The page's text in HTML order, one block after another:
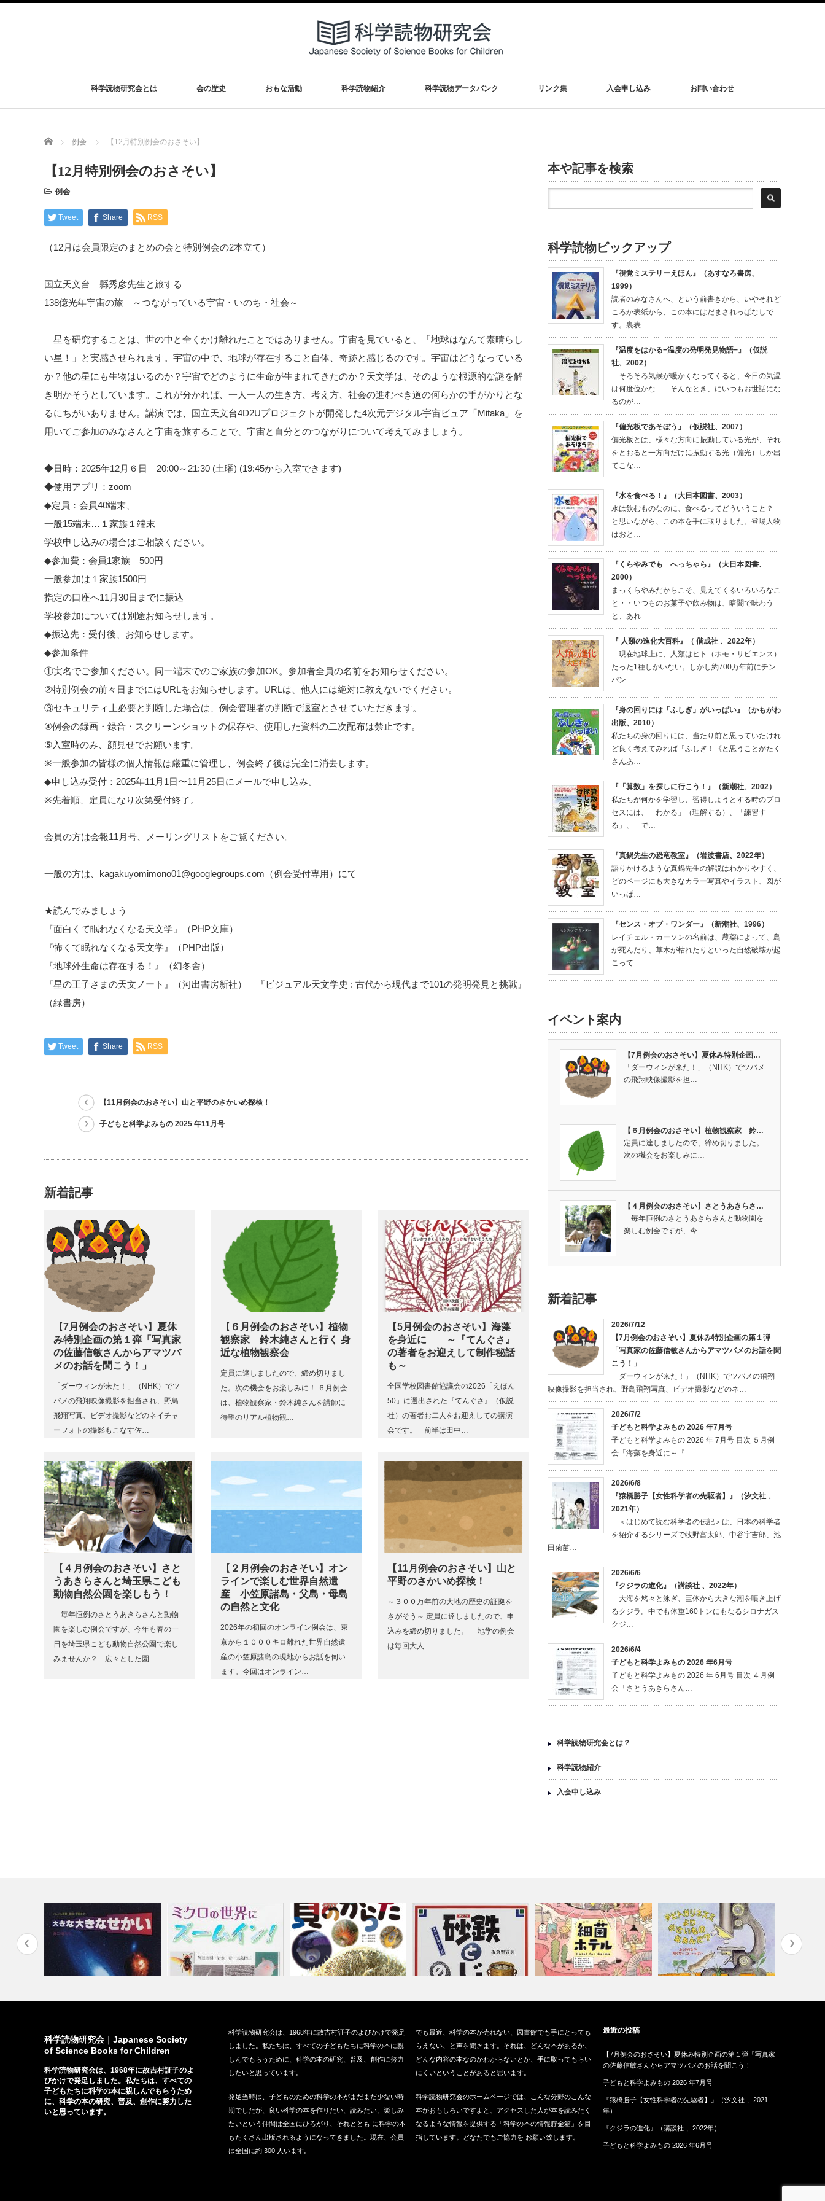
科学読物研究会とは 会の歴史 おもな活動 科学読物紹介 科学読物データバンク リンク集 入会申し込み お問い合わせ
Home 例会 【12月特別例会のおさそい】
【12月特別例会のおさそい】
例会
Tweet Share RSS
（12月は会員限定のまとめの会と特別例会の2本立て）
国立天文台 縣秀彦先生と旅する
138億光年宇宙の旅 ～つながっている宇宙・いのち・社会～
星を研究することは、世の中と全くかけ離れたことではありません。宇宙を見ていると、「地球はなんて素晴らし
い星！」と実感させられます。宇宙の中で、地球が存在すること自体、奇跡と感じるのです。宇宙はどうなっている
か？他の星にも生物はいるのか？宇宙でどのように生命が生まれてきたのか？天文学は、そのような根源的な謎を解
き明かそうとしています。これが分かれば、一人一人の生き方、考え方、社会の進むべき道の何らかの手がかりとな
るにちがいありません。講演では、国立天文台4D2Uプロジェクトが開発した4次元デジタル宇宙ビュア「Mitaka」を
用いてご参加のみなさんと宇宙を旅することで、宇宙と自分とのつながりについて考えてみましょう。
◆日時：2025年12月６日 20:00～21:30 (土曜) (19:45から入室できます)
◆使用アプリ：zoom
◆定員：会員40端末、
一般15端末…１家族１端末
学校申し込みの場合はご相談ください。
◆参加費：会員1家族 500円
一般参加は１家族1500円
指定の口座へ11月30日までに振込
学校参加については別途お知らせします。
◆振込先：受付後、お知らせします。
◆参加条件
①実名でご参加ください。同一端末でのご家族の参加OK。参加者全員の名前をお知らせください。
②特別例会の前々日までにはURLをお知らせします。URLは、他人には絶対に教えないでください。
③セキュリティ上必要と判断した場合は、例会管理者の判断で退室とさせていただきます。
④例会の録画・録音・スクリーンショットの保存や、使用した資料の二次配布は禁止です。
⑤入室時のみ、顔見せでお願います。
※一般参加の皆様の個人情報は厳重に管理し、例会終了後は完全に消去します。
◆申し込み受付：2025年11月1日〜11月25日にメールで申し込み。
※先着順、定員になり次第受付終了。
会員の方は会報11月号、メーリングリストをご覧ください。
一般の方は、kagakuyomimono01@googlegroups.com（例会受付専用）にて
★読んでみましょう
『面白くて眠れなくなる天文学』（PHP文庫）
『怖くて眠れなくなる天文学』（PHP出版）
『地球外生命は存在する！』（幻冬舎）
『星の王子さまの天文ノート』（河出書房新社） 『ビジュアル天文学史 : 古代から現代まで101の発明発見と挑戦』
（緑書房）
Tweet Share RSS
【11月例会のおさそい】山と平野のさかいめ探検！
子どもと科学よみもの 2025 年11月号
新着記事
【7月例会のおさそい】夏休
み特別企画の第１弾「写真家
の佐藤信敏さんからアマツバ
メのお話を聞こう！」
「ダーウィンが来た！」（NHK）でツ
バメの飛翔映像撮影を担当され、野鳥
飛翔写真、ビデオ撮影などのネイチャ
ーフォトの撮影もこなす佐…
【６月例会のおさそい】植物
観察家 鈴木純さんと行く 身
近な植物観察会
定員に達しましたので、締め切りまし
た。次の機会をお楽しみに！ ６月例会
は、植物観察家・鈴木純さんを講師に
待望のリアル植物観…
【5月例会のおさそい】海藻
を身近に ～『てんぐさ』
の著者をお迎えして制作秘話
も～
全国学校図書館協議会の2026「えほん
50」に選出された『てんぐさ』（仮説
社）の著者お二人をお迎えしての講演
会です。 前半は田中…
【４月例会のおさそい】さと
うあきらさんと埼玉県こども
動物自然公園を楽しもう！
毎年恒例のさとうあきらさんと動物
園を楽しむ例会ですが、今年も春の一
日を埼玉県こども動物自然公園で楽し
みませんか？ 広々とした園…
【２月例会のおさそい】オン
ラインで楽しむ世界自然遺
産 小笠原諸島・父島・母島
の自然と文化
2026年の初回のオンライン例会は、東
京から１０００キロ離れた世界自然遺
産の小笠原諸島の現地からお話を伺い
ます。今回はオンライン…
【11月例会のおさそい】山と
平野のさかいめ探検！
～３００万年前の大地の歴史の証拠を
さがそう～ 定員に達しましたので、申
込みを締め切りました。 地学の例会
は毎回大人…
本や記事を検索
科学読物ピックアップ
『視覚ミステリーえほん』（あすなろ書房、
1999）
読者のみなさんへ、という前書きから、いやそれど
ころか表紙から、この本にはだまされっぱなしで
す。裏表…
『温度をはかる−温度の発明発見物語−』（仮説
社、2002）
そろそろ気候が暖かくなってくると、今日の気温
は何度位かな——そんなとき、にいつもお世話にな
るのが…
『偏光板であそぼう』（仮説社、2007）
偏光板とは、様々な方向に振動している光が、それ
をとおると一方向だけに振動する光（偏光）しか出
てこな…
『水を食べる！』（大日本図書、2003）
水は飲むものなのに、食べるってどういうこと？
と思いながら、この本を手に取りました。登場人物
はおと…
『くらやみでも へっちゃら』（大日本図書、
2000）
まっくらやみだからこそ、見えてくるいろいろなこ
と・・いつものお菓子や飲み物は、暗闇で味わう
と、あれ…
『 人類の進化大百科』（ 偕成社 、2022年）
現在地球上に、人類はヒト（ホモ・サピエンス）
たった1種しかいない。しかし約700万年前にチン
パン…
『身の回りには「ふしぎ」がいっぱい』（かもがわ
出版、2010）
私たちの身の回りには、当たり前と思っていたけれ
ど良く考えてみれば「ふしぎ！《と思うことがたく
さんあ…
『「算数」を探しに行こう！』（新潮社、2002）
私たちが何かを学習し、習得しようとする時のプロ
セスには、「わかる」（理解する）、「練習す
る」、「で…
『真鍋先生の恐竜教室』（岩波書店、2022年）
語りかけるような真鍋先生の解説はわかりやすく、
どのページにも大きなカラー写真やイラスト、図が
いっぱ…
『センス・オブ・ワンダー』（新潮社、1996）
レイチェル・カーソンの名前は、農薬によって、鳥
が死んだり、草木が枯れたりといった自然破壊が起
こって…
イベント案内
【7月例会のおさそい】夏休み特別企画…
「ダーウィンが来た！」（NHK）でツバメ
の飛翔映像撮影を担…
【６月例会のおさそい】植物観察家 鈴…
定員に達しましたので、締め切りました。
次の機会をお楽しみに…
【４月例会のおさそい】さとうあきらさ…
毎年恒例のさとうあきらさんと動物園を
楽しむ例会ですが、今…
新着記事
2026/7/12
【7月例会のおさそい】夏休み特別企画の第１弾
「写真家の佐藤信敏さんからアマツバメのお話を聞
こう！」
「ダーウィンが来た！」（NHK）でツバメの飛翔
映像撮影を担当され、野鳥飛翔写真、ビデオ撮影などのネ…
2026/7/2
子どもと科学よみもの 2026 年7月号
子どもと科学よみもの 2026 年 7月号 目次 ５月例
会「海藻を身近に～『…
2026/6/8
『猿橋勝子【女性科学者の先駆者】』（汐文社 、
2021年）
＜はじめて読む科学者の伝記＞は、日本の科学者
を紹介するシリーズで牧野富太郎、中谷宇吉郎、池
田菊苗…
2026/6/6
『クジラの進化』（講談社 、2022年）
大海を悠々と泳ぎ、巨体から大きな潮を噴き上げ
るクジラ。中でも体重160トンにもなるシロナガス
クジ…
2026/6/4
子どもと科学よみもの 2026 年6月号
子どもと科学よみもの 2026 年 6月号 目次 ４月例
会「さとうあきらさん…
科学読物研究会とは？
科学読物紹介
入会申し込み
社、1996…
ン！』（文研出版…
評論社 、2…
説社、200…
2020年）
科学読物研究会｜Japanese Society
of Science Books for Children
科学読物研究会は、1968年に故吉村証子のよ
びかけで発足しました。私たちは、すべての
子どもたちに科学の本に親しんでもらうため
に、科学の本の研究、普及、創作に努力した
いと思っています。
科学読物研究会は、1968年に故吉村証子のよびかけで発足
しました。私たちは、すべての子どもたちに科学の本に親
しんでもらうために、科学の本の研究、普及、創作に努力
したいと思っています。
発足当時は、子どものための科学の本がまだまだ少ない時
期でしたが、良い科学の本を作りたい、読みたい、楽しみ
たいという仲間は全国にひろがり、それととも に科学の本
もたくさん出版されるようになってきました。現在、会員
は全国に約 300 人います。
でも最近、科学の本が売れない、図書館でも手にとっても
らえない、と声を聞きます。それは、どんな本があるか、
どんな内容の本なのかわからないとか、手に取ってもらい
にくいということがあると思います。
科学読物研究会のホームページでは、こんな分野のこんな
本がおもしろいですよと、アクセスした人が本を読みたく
なるような情報を提供する「科学の本の情報貯金箱」を目
指しています。どなたでもご協力を お願い致します。
最近の投稿
【7月例会のおさそい】夏休み特別企画の第１弾「写真家
の佐藤信敏さんからアマツバメのお話を聞こう！」
子どもと科学よみもの 2026 年7月号
『猿橋勝子【女性科学者の先駆者】』（汐文社 、2021
年）
『クジラの進化』（講談社 、2022年）
子どもと科学よみもの 2026 年6月号